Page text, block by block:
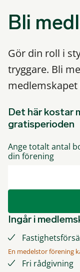
Bli
Gör din roll i
tryggare. Bli
medlemskapet
Det här kostar
gratisperioden
Ange totalt antal
din förening
Ingår i
En medelstor förening
Fri rådgivning